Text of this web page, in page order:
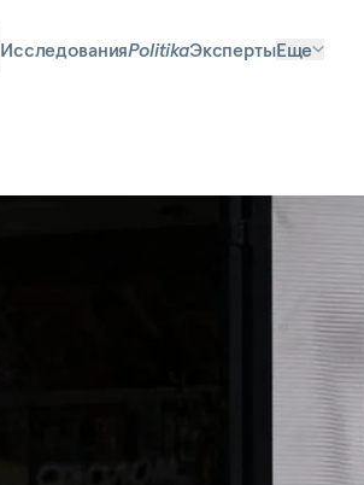
ИсследованияPolitikaЭкспертыЕще